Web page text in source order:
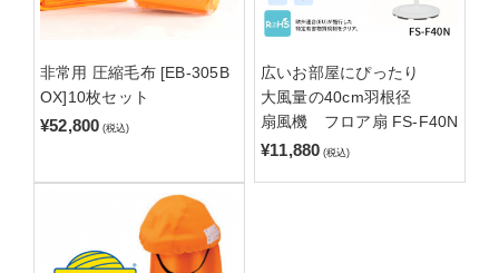
非常用 圧縮毛布 [EB-305B
OX]10枚セット
¥52,800 (税込)
広いお部屋にぴったり
大風量の40cm羽根径
扇風機 フロア扇 FS-F40N
¥11,880 (税込)